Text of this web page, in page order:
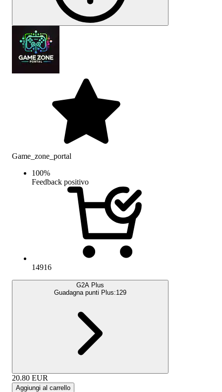
Game_zone_portal
100%
Feedback positivo
14916
G2A Plus
Guadagna punti Plus:129
20.80 EUR
Aggiungi al carrello